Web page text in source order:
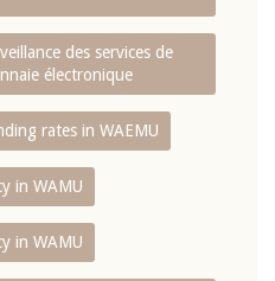
des services de
électronique
rates in WAEMU
in WAMU
in WAMU